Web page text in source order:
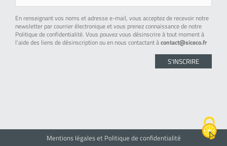
En renseignant vos noms et adresse e-mail, vous acceptez de recevoir notre
newsletter par courrier électronique et vous prenez connaissance de notre
Politique de confidentialité. Vous pouvez vous désinscrire à tout moment à
l’aide des liens de désinscription ou en nous contactant àcontact@siceco.fr
Mentions légales et Politique de confidentialité